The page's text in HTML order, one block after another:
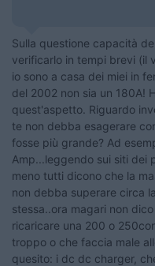
Sulla questione capacità
verificarlo in tempi brevi (il
io sono a casa dei miei in
del 2002 non sia un 180A!
quest'aspetto. Riguardo
te non debba esagerare
fosse più grande? Ad
Amp...leggendo sui siti dei
meno tutti dicono che la
non debba superare circa
stessa..ora magari non
ricaricare una 200 o
troppo o che faccia male
quesito: i dc dc charger,